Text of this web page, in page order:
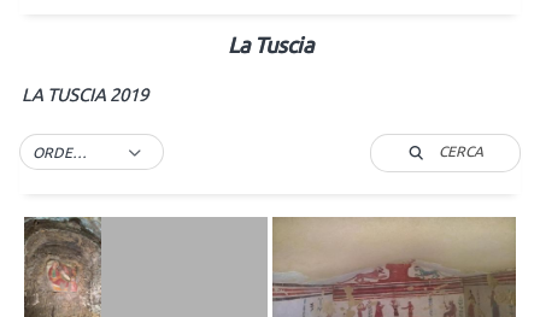
La Tuscia
LA TUSCIA 2019
ORDER BY DEFAULT CERCA